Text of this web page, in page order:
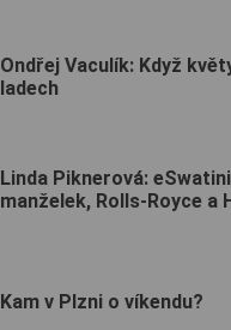
Ondřej Vaculík: Když
ladech
Linda Piknerová:
manželek, Rolls-Royce a
Kam v Plzni o víkendu?